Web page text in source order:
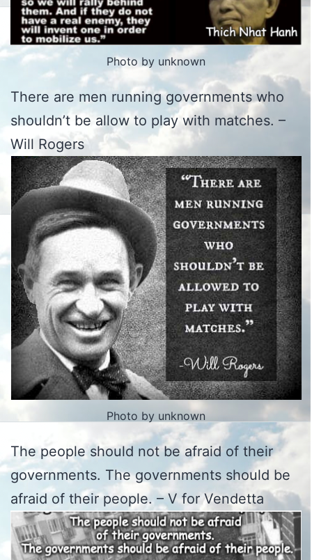
Photo by unknown
There are men running governments who
shouldn’t be allow to play with matches. –
Will Rogers
Photo by unknown
The people should not be afraid of their
governments. The governments should be
afraid of their people. – V for Vendetta